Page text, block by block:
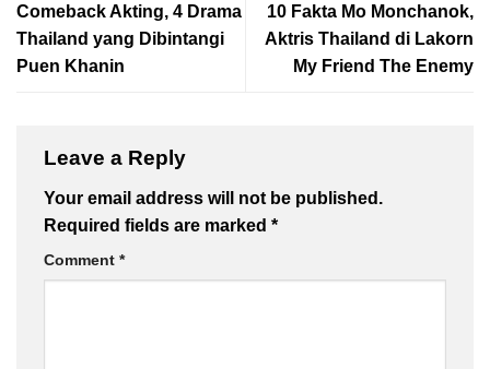
Comeback Akting, 4 Drama
Thailand yang Dibintangi
Puen Khanin
10 Fakta Mo Monchanok,
Aktris Thailand di Lakorn
My Friend The Enemy
Leave a Reply
Your email address will not be published.
Required fields are marked *
Comment *